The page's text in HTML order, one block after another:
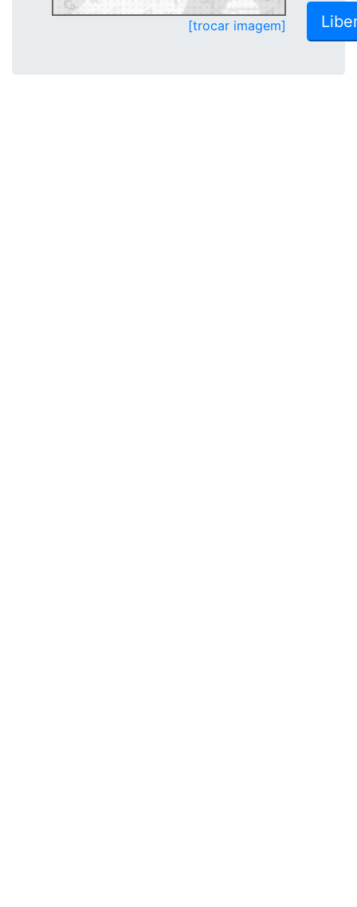
[trocar imagem]